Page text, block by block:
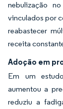
nebulização
vinculados por
reabastecer
receita
Adoção em
Em um
aumentou a
reduziu a